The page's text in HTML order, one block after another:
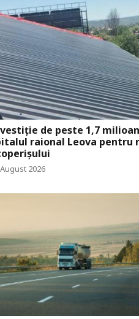
de peste 1,7
raional Leova pentru
2026